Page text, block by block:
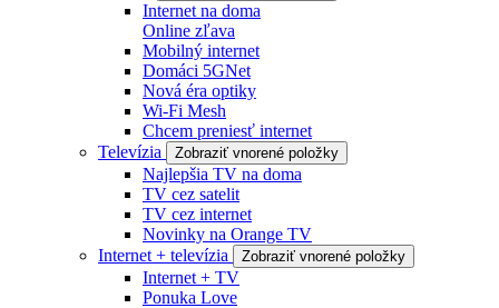
Internet na doma
Online zľava
Mobilný internet
Domáci 5GNet
Nová éra optiky
Wi-Fi Mesh
Chcem preniesť internet
Televízia
Zobraziť vnorené položky
Najlepšia TV na doma
TV cez satelit
TV cez internet
Novinky na Orange TV
Internet + televízia
Zobraziť vnorené položky
Internet + TV
Ponuka Love